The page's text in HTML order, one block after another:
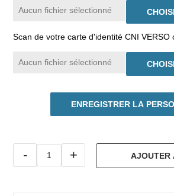
Aucun fichier sélectionné
Scan de votre carte d'identité CNI VERSO
Aucun fichier sélectionné
ENREGISTRER LA
- + AJOUTER